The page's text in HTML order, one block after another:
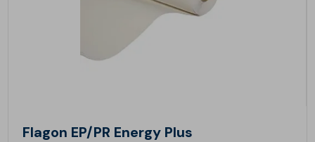
Flagon EP/PR Energy Plus